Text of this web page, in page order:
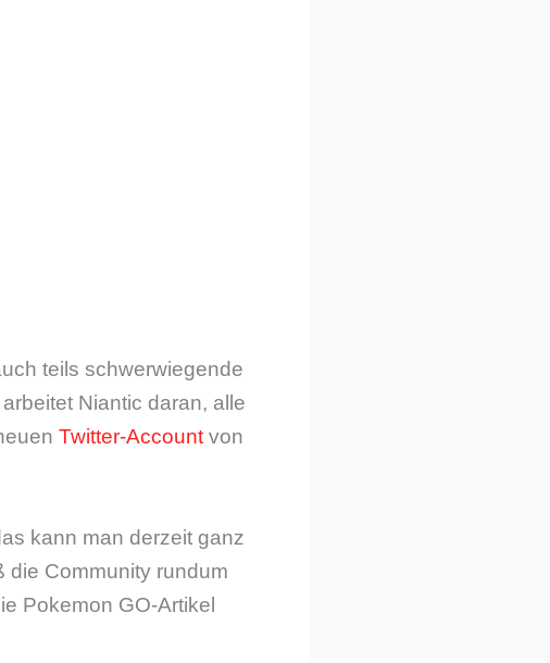
teils schwerwiegende
Niantic daran, alle
Twitter-Accountvon
kann man derzeit ganz
die Community rundum
Pokemon GO-Artikel